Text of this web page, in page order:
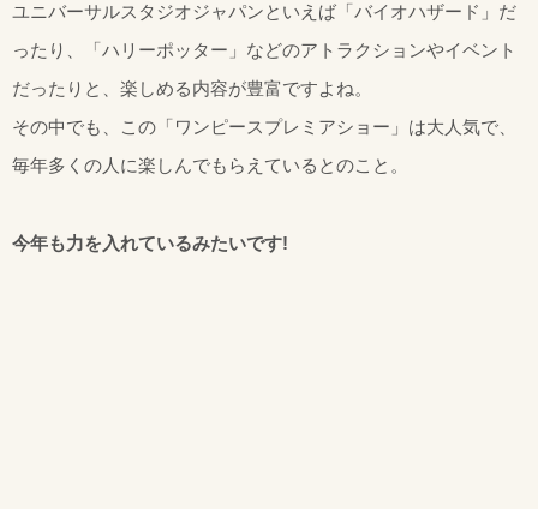
ユニバーサルスタジオジャパンといえば「バイオハザード」だ
ったり、「ハリーポッター」などのアトラクションやイベント
だったりと、楽しめる内容が豊富ですよね。
その中でも、この「ワンピースプレミアショー」は大人気で、
毎年多くの人に楽しんでもらえているとのこと。
今年も力を入れているみたいです!